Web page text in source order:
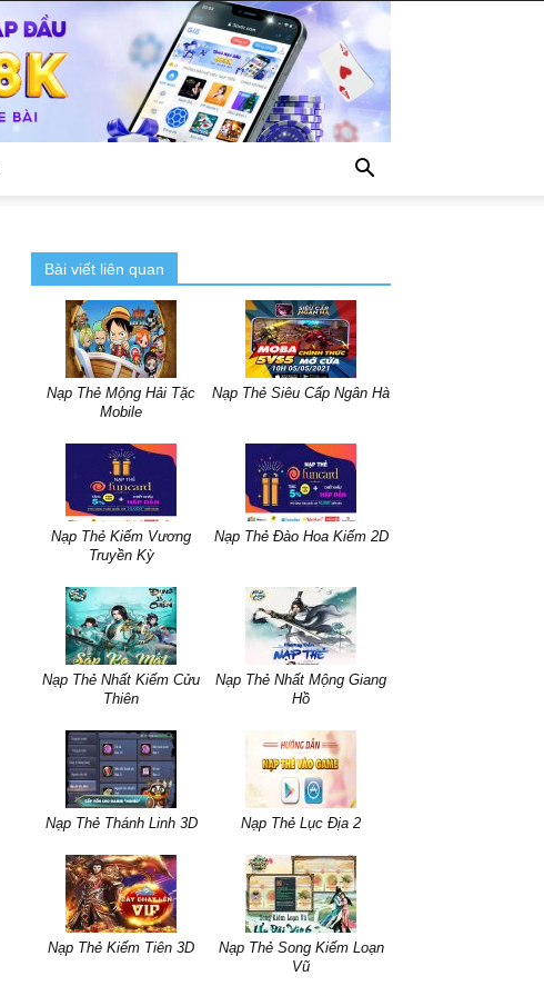
Bài viết liên quan
Nạp Thẻ Mộng Hải Tặc
Mobile
Nạp Thẻ Siêu Cấp Ngân Hà
Nạp Thẻ Kiếm Vương
Truyền Kỳ
Nạp Thẻ Đào Hoa Kiếm 2D
Nạp Thẻ Nhất Kiếm Cửu
Thiên
Nạp Thẻ Nhất Mộng Giang
Hồ
Nạp Thẻ Thánh Linh 3D Nạp Thẻ Lục Địa 2
Nạp Thẻ Kiếm Tiên 3D
Nạp Thẻ Song Kiếm Loạn
Vũ